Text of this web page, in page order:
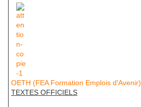
OETH (FEA Formation Emplois d'Avenir)
TEXTES OFFICIELS